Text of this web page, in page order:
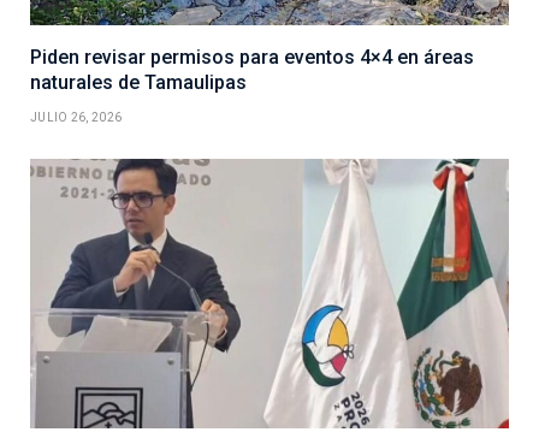
Piden revisar permisos para eventos 4×4 en áreas
naturales de Tamaulipas
JULIO 26, 2026